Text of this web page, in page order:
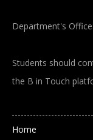
Department's
Students should
the B in Touch
Main
Home